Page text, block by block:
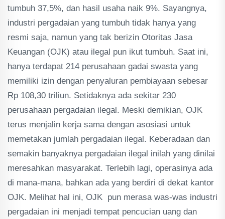
tumbuh 37,5%, dan hasil usaha naik 9%. Sayangnya,
industri pergadaian yang tumbuh tidak hanya yang
resmi saja, namun yang tak berizin Otoritas Jasa
Keuangan (OJK) atau ilegal pun ikut tumbuh. Saat ini,
hanya terdapat 214 perusahaan gadai swasta yang
memiliki izin dengan penyaluran pembiayaan sebesar
Rp 108,30 triliun. Setidaknya ada sekitar 230
perusahaan pergadaian ilegal. Meski demikian, OJK
terus menjalin kerja sama dengan asosiasi untuk
memetakan jumlah pergadaian ilegal. Keberadaan dan
semakin banyaknya pergadaian ilegal inilah yang dinilai
meresahkan masyarakat. Terlebih lagi, operasinya ada
di mana-mana, bahkan ada yang berdiri di dekat kantor
OJK. Melihat hal ini, OJK pun merasa was-was industri
pergadaian ini menjadi tempat pencucian uang dan